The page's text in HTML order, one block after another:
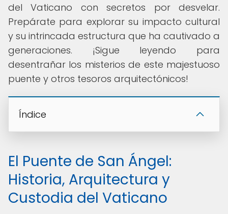
del Vaticano con secretos por desvelar.
Prepárate para explorar su impacto cultural
y su intrincada estructura que ha cautivado a
generaciones. ¡Sigue leyendo para
desentrañar los misterios de este majestuoso
puente y otros tesoros arquitectónicos!
Índice
El Puente de San Ángel:
Historia, Arquitectura y
Custodia del Vaticano